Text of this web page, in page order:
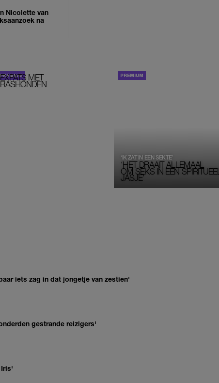
Nicolette van
na
EXPATS MET
RASHONDEN
‘HET DRAAIT ALLEMAAL
OM SEKS IN EEN SPIRITUEEL
JASJE’
‘IK ZAT IN EEN SEKTE’
iets zag in dat jongetje van zestien'
gestrande reizigers'